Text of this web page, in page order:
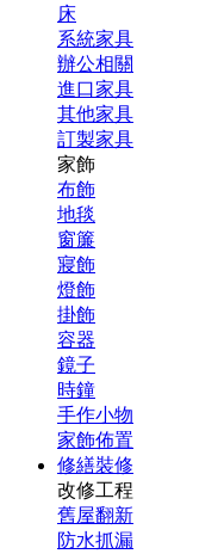
床
系統家具
辦公相關
進口家具
其他家具
訂製家具
家飾
布飾
地毯
窗簾
寢飾
燈飾
掛飾
容器
鏡子
時鐘
手作小物
家飾佈置
修繕裝修
改修工程
舊屋翻新
防水抓漏